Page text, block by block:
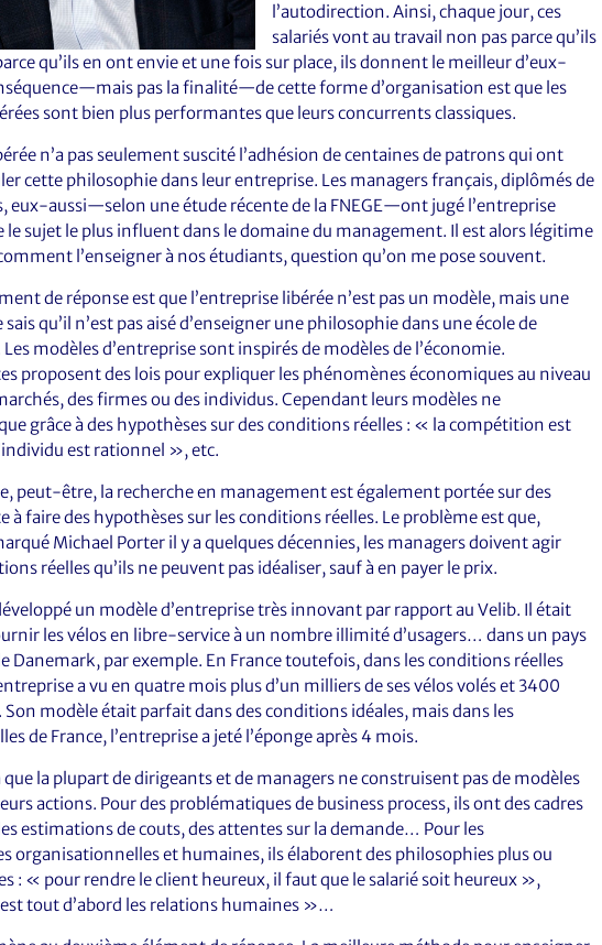
l’autodirection. Ainsi, chaque jour, ces
salariés vont au travail non pas parce qu’ils
qu’ils en ont envie et une fois sur place, ils donnent le meilleur d’eux-
pas la finalité—de cette forme d’organisation est que les
sont bien plus performantes que leurs concurrents classiques.
n’a pas seulement suscité l’adhésion de centaines de patrons qui ont
cette philosophie dans leur entreprise. Les managers français, diplômés de
eux-aussi—selon une étude récente de la FNEGE—ont jugé l’entreprise
le sujet le plus influent dans le domaine du management. Il est alors légitime
l’enseigner à nos étudiants, question qu’on me pose souvent.
de réponse est que l’entreprise libérée n’est pas un modèle, mais une
qu’il n’est pas aisé d’enseigner une philosophie dans une école de
modèles d’entreprise sont inspirés de modèles de l’économie.
proposent des lois pour expliquer les phénomènes économiques au niveau
des firmes ou des individus. Cependant leurs modèles ne
grâce à des hypothèses sur des conditions réelles : « la compétition est
est rationnel », etc.
peut-être, la recherche en management est également portée sur des
à faire des hypothèses sur les conditions réelles. Le problème est que,
Michael Porter il y a quelques décennies, les managers doivent agir
réelles qu’ils ne peuvent pas idéaliser, sauf à en payer le prix.
un modèle d’entreprise très innovant par rapport au Velib. Il était
les vélos en libre-service à un nombre illimité d’usagers… dans un pays
Danemark, par exemple. En France toutefois, dans les conditions réelles
a vu en quatre mois plus d’un milliers de ses vélos volés et 3400
modèle était parfait dans des conditions idéales, mais dans les
de France, l’entreprise a jeté l’éponge après 4 mois.
que la plupart de dirigeants et de managers ne construisent pas de modèles
actions. Pour des problématiques de business process, ils ont des cadres
estimations de couts, des attentes sur la demande… Pour les
organisationnelles et humaines, ils élaborent des philosophies plus ou
: « pour rendre le client heureux, il faut que le salarié soit heureux »,
tout d’abord les relations humaines »…